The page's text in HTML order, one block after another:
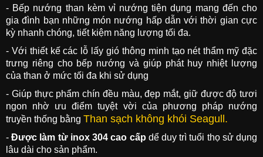
- Bếp nướng than kèm vỉ nướng tiện dụng mang đến cho
gia đình bạn những món nướng hấp dẫn với thời gian cực
kỳ nhanh chóng, tiết kiệm năng lượng tối đa.
- Với thiết kế các lỗ lấy gió thông minh tạo nét thẩm mỹ đặc
trưng riêng cho bếp nướng và giúp phát huy nhiệt lượng
của than ở mức tối đa khi sử dụng
- Giúp thực phẩm chín đều màu, đẹp mắt, giữ được độ tươi
ngon nhờ ưu điểm tuyệt vời của phương pháp nướng
truyền thống bằng Than sạch không khói Seagull.
-Được làm từ inox 304 cao cấp dể duy trì tuổi thọ sử dụng
lâu dài cho sản phẩm.